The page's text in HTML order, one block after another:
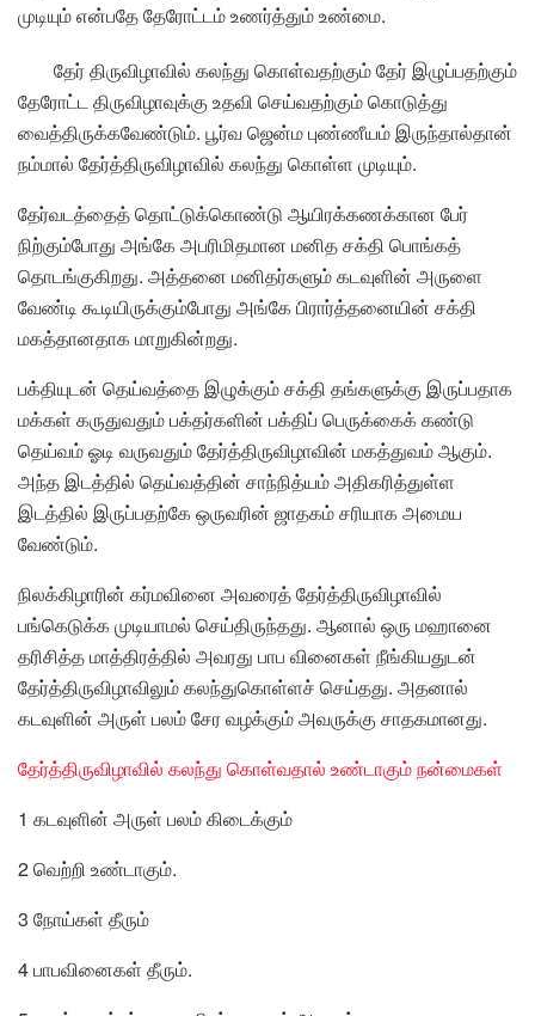
முடியும் என்பதே தேரோட்டம் உணர்த்தும் உண்மை.
தேர் திருவிழாவில் கலந்து கொள்வதற்கும் தேர் இழுப்பதற்கும்
தேரோட்ட திருவிழாவுக்கு உதவி செய்வதற்கும் கொடுத்து
வைத்திருக்கவேண்டும். பூர்வ ஜென்ம புண்ணீயம் இருந்தால்தான்
நம்மால் தேர்த்திருவிழாவில் கலந்து கொள்ள முடியும்.
தேர்வடத்தைத் தொட்டுக்கொண்டு ஆயிரக்கணக்கான பேர்
நிற்கும்போது அங்கே அபரிமிதமான மனித சக்தி பொங்கத்
தொடங்குகிறது. அத்தனை மனிதர்களும் கடவுளின் அருளை
வேண்டி கூடியிருக்கும்போது அங்கே பிரார்த்தனையின் சக்தி
மகத்தானதாக மாறுகின்றது.
பக்தியுடன் தெய்வத்தை இழுக்கும் சக்தி தங்களுக்கு இருப்பதாக
மக்கள் கருதுவதும் பக்தர்களின் பக்திப் பெருக்கைக் கண்டு
தெய்வம் ஓடி வருவதும் தேர்த்திருவிழாவின் மகத்துவம் ஆகும்.
அந்த இடத்தில் தெய்வத்தின் சாந்நித்யம் அதிகரித்துள்ள
இடத்தில் இருப்பதற்கே ஒருவரின் ஜாதகம் சரியாக அமைய
வேண்டும்.
நிலக்கிழாரின் கர்மவினை அவரைத் தேர்த்திருவிழாவில்
பங்கெடுக்க முடியாமல் செய்திருந்தது. ஆனால் ஒரு மஹானை
தரிசித்த மாத்திரத்தில் அவரது பாப வினைகள் நீங்கியதுடன்
தேர்த்திருவிழாவிலும் கலந்துகொள்ளச் செய்தது. அதனால்
கடவுளின் அருள் பலம் சேர வழக்கும் அவருக்கு சாதகமானது.
தேர்த்திருவிழாவில் கலந்து கொள்வதால் உண்டாகும் நன்மைகள்
1 கடவுளின் அருள் பலம் கிடைக்கும்
2 வெற்றி உண்டாகும்.
3 நோய்கள் தீரும்
4 பாபவினைகள் தீரும்.